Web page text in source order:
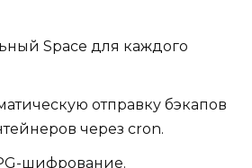
Space для каждого
отправку бэкапов
через cron.
шифрование.